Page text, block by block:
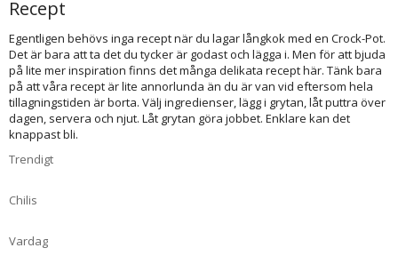
Recept
Egentligen behövs inga recept när du lagar långkok med en Crock-Pot.
Det är bara att ta det du tycker är godast och lägga i. Men för att bjuda
på lite mer inspiration finns det många delikata recept här. Tänk bara
på att våra recept är lite annorlunda än du är van vid eftersom hela
tillagningstiden är borta. Välj ingredienser, lägg i grytan, låt puttra över
dagen, servera och njut. Låt grytan göra jobbet. Enklare kan det
knappast bli.
Trendigt
Chilis
Vardag